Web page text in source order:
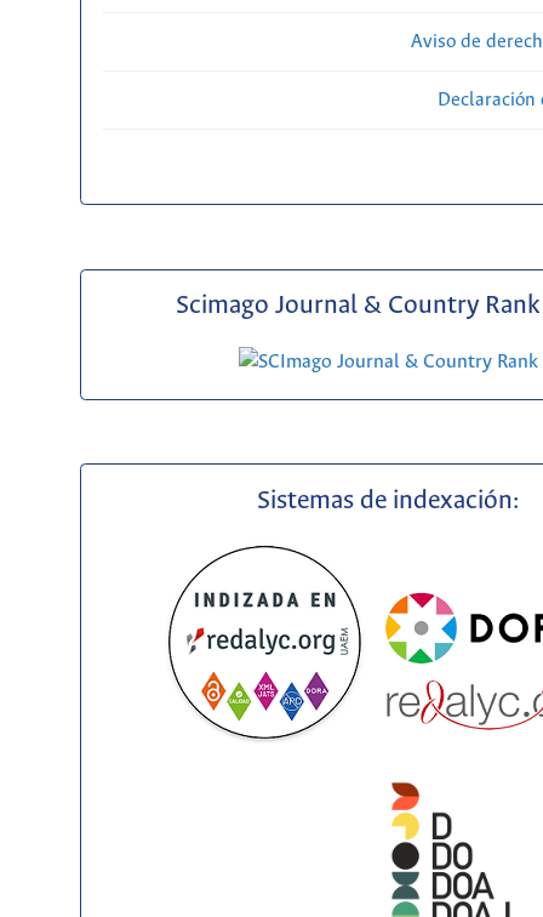
Aviso de
Scimago Journal & Country Rank
Sistemas de indexación: